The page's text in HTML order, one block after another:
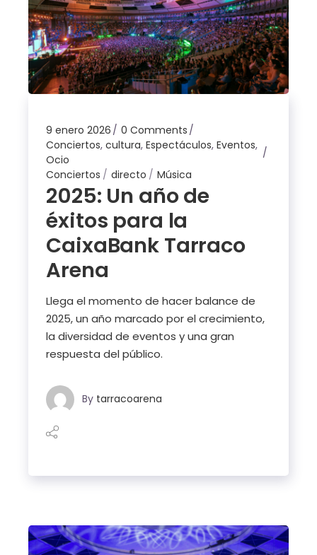
9 enero 2026
0 Comments
Conciertos,cultura,Espectáculos,Eventos,
Ocio
Conciertos
directo Música
2025: Un año de
éxitos para la
CaixaBank Tarraco
Arena
Llega el momento de hacer balance de
2025, un año marcado por el crecimiento,
la diversidad de eventos y una gran
respuesta del público.
By tarracoarena